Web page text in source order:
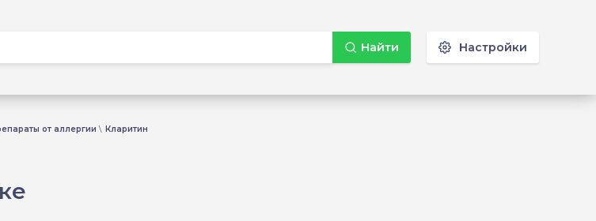
от аллергии Кларитин
Найти Настройки